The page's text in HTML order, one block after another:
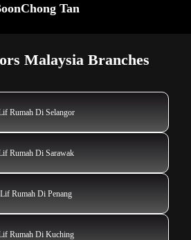
Tan
Malaysia Branches
Rumah Di Selangor
Rumah Di Sarawak
Lif Rumah Di Penang
Rumah Di Kuching